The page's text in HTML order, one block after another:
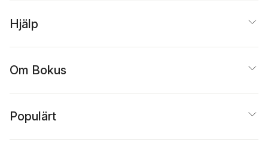
Hjälp
Om Bokus
Populärt